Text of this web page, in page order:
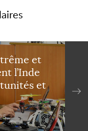
et
l’Inde
et